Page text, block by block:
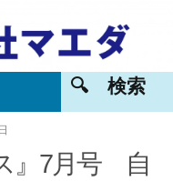
』7月号 自